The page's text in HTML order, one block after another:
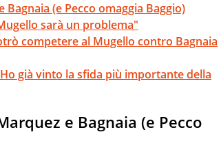
(e Pecco omaggia Baggio)
sarà un problema"
competere al Mugello contro Bagnaia
già vinto la sfida più importante della
e Bagnaia (e Pecco